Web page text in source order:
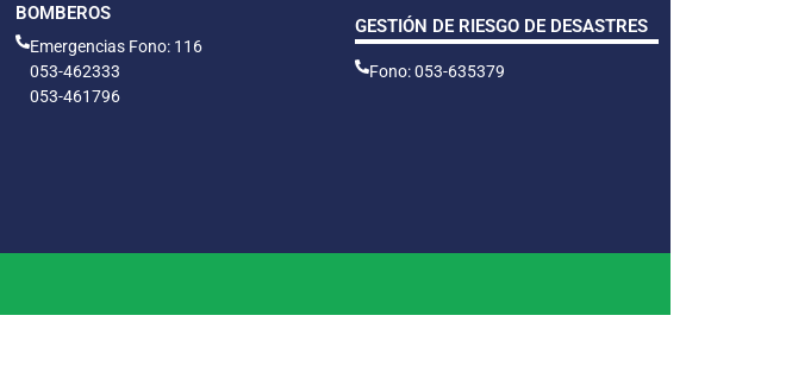
BOMBEROS
Emergencias Fono: 116
053-462333
053-461796
GESTIÓN DE RIESGO DE DESASTRES
Fono: 053-635379